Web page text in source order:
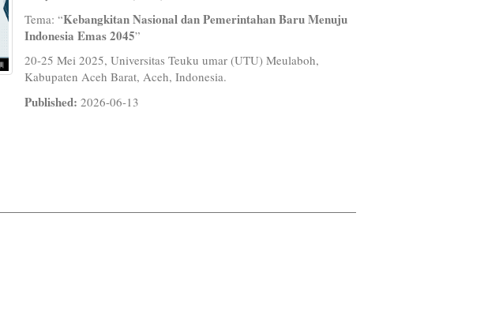
Tema: “Kebangkitan Nasional dan Pemerintahan Baru Menuju
Indonesia Emas 2045”
20-25 Mei 2025, Universitas Teuku umar (UTU) Meulaboh,
Kabupaten Aceh Barat, Aceh, Indonesia.
Published: 2026-06-13